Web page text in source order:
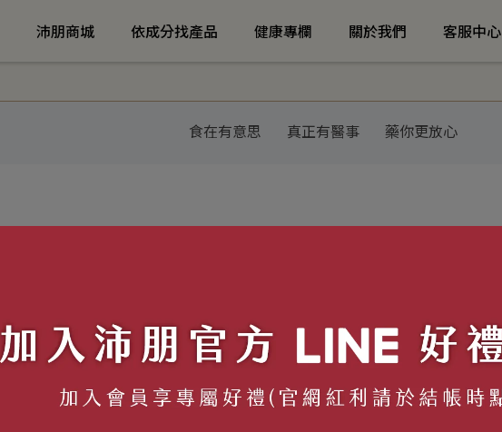
沛朋商城 依成分找產品 健康專欄 關於我們 客服中心
食在有意思 真正有醫事 藥你更放心